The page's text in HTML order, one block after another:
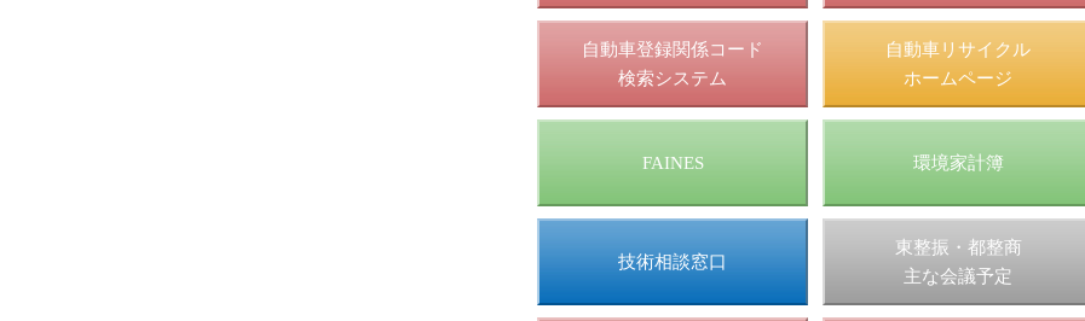
自動車登録関係コード
検索システム
自動車リサイクル
ホームページ
FAINES 環境家計簿
技術相談窓口
東整振・都整商
主な会議予定